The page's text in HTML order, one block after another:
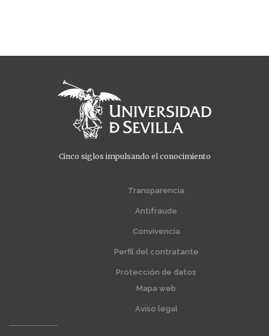
Cinco siglos impulsando el conocimiento
Transparencia
Antifraude
Convivencia
Perfil del contratante
Protección de datos
Mapa web
Aviso legal